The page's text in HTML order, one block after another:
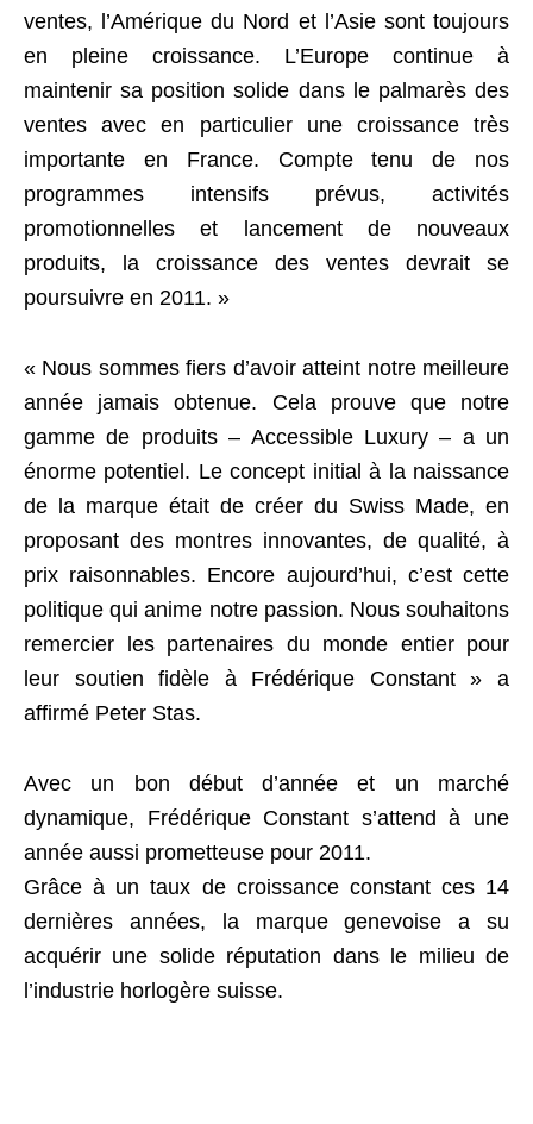
ventes, l’Amérique du Nord et l’Asie sont toujours
en pleine croissance. L’Europe continue à
maintenir sa position solide dans le palmarès des
ventes avec en particulier une croissance très
importante en France. Compte tenu de nos
programmes intensifs prévus, activités
promotionnelles et lancement de nouveaux
produits, la croissance des ventes devrait se
poursuivre en 2011. »
« Nous sommes fiers d’avoir atteint notre meilleure
année jamais obtenue. Cela prouve que notre
gamme de produits – Accessible Luxury – a un
énorme potentiel. Le concept initial à la naissance
de la marque était de créer du Swiss Made, en
proposant des montres innovantes, de qualité, à
prix raisonnables. Encore aujourd’hui, c’est cette
politique qui anime notre passion. Nous souhaitons
remercier les partenaires du monde entier pour
leur soutien fidèle à Frédérique Constant » a
affirmé Peter Stas.
Avec un bon début d’année et un marché
dynamique, Frédérique Constant s’attend à une
année aussi prometteuse pour 2011.
Grâce à un taux de croissance constant ces 14
dernières années, la marque genevoise a su
acquérir une solide réputation dans le milieu de
l’industrie horlogère suisse.